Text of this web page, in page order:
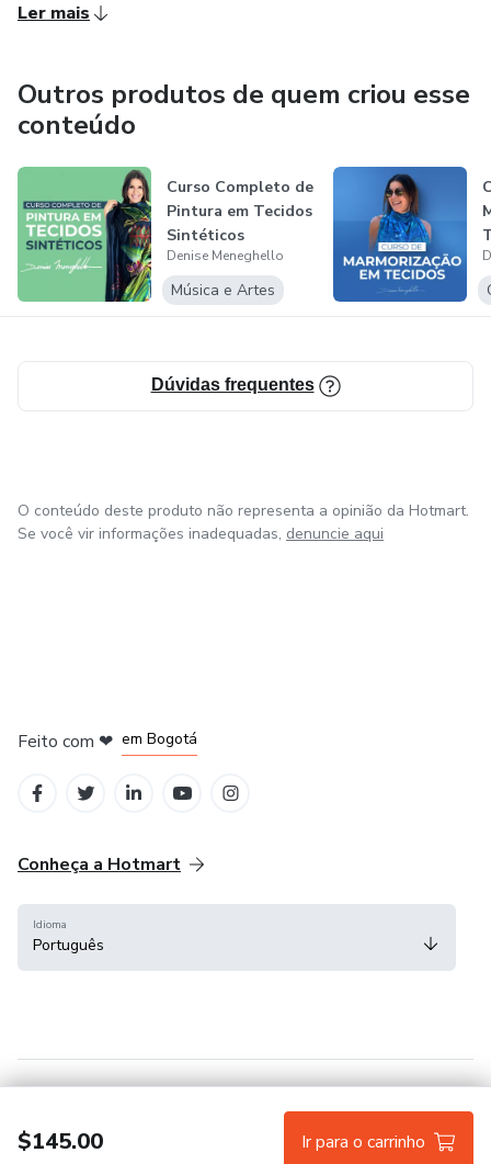
Ler mais
Outros produtos de quem criou esse
conteúdo
Curso Completo de
Pintura em Tecidos
Sintéticos
Denise Meneghello
Música e Artes
Dúvidas frequentes
$145.00 Ir para o carrinho
O conteúdo deste produto não representa a opinião da Hotmart.
Se você vir informações inadequadas, denuncie aqui
Feito com ❤ em Bogotá
Conheça a Hotmart
Idioma
Português